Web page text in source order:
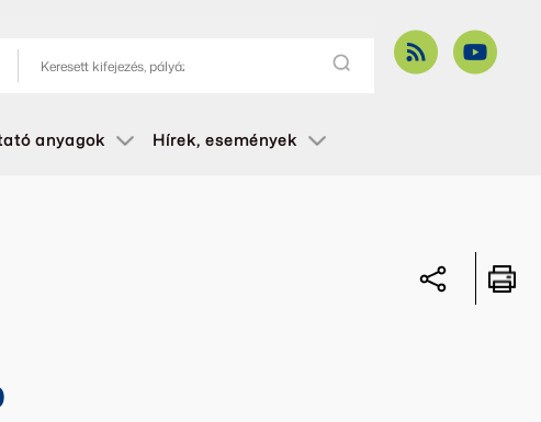
anyagok Hírek, események